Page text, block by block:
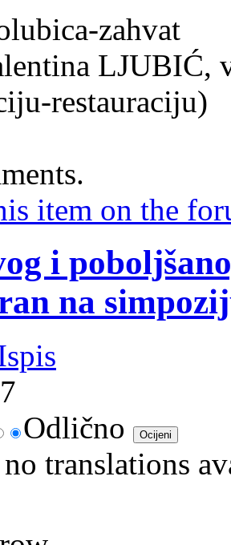
LJUBIĆ,
restauraciju)
item on the
i
na
Odlično
translations